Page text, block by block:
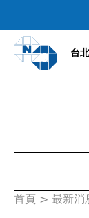
台
您
首頁 > 最新消